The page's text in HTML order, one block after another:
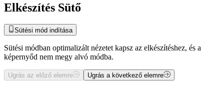
Elkészítés Sütő
Sütési mód indítása
Sütési módban optimalizált nézetet kapsz az elkészítéshez, és a
képernyőd nem megy alvó módba.
Ugrás az előző elemre Ugrás a következő elemre